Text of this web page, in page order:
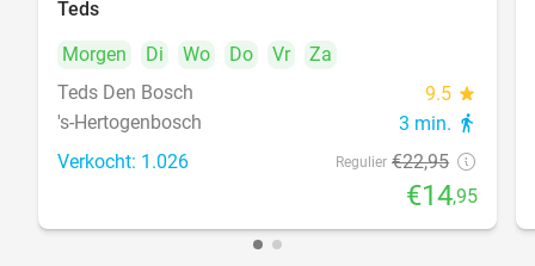
Teds
Morgen
Di Wo Do Vr
Za
Teds Den Bosch
9.5 star
's-Hertogenbosch 3 min. directions_walk
Verkocht: 1.026 Regulier €22,95
€14,95